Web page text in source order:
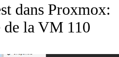
dans Proxmox:
de la VM 110